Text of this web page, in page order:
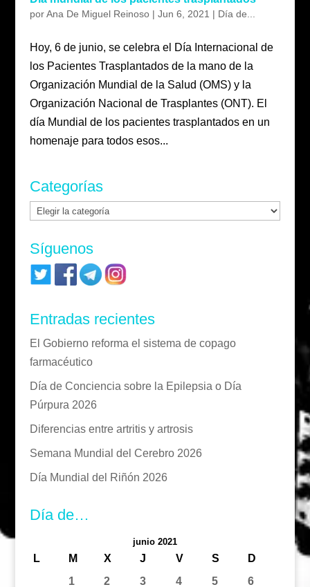
porAna De Miguel Reinoso| Jun 6, 2021 | Día de...
Hoy, 6 de junio, se celebra el Día Internacional de
los Pacientes Trasplantados de la mano de la
Organización Mundial de la Salud (OMS) y la
Organización Nacional de Trasplantes (ONT). El
día Mundial de los pacientes trasplantados en un
homenaje para todos esos...
Categorías
Categorías
Síguenos
Entradas recientes
El Gobierno reforma el sistema de copago
farmacéutico
Día de Conciencia sobre la Epilepsia o Día
Púrpura 2026
Diferencias entre artritis y artrosis
Semana Mundial del Cerebro 2026
Día Mundial del Riñón 2026
Día de…
junio 2021
L M X J V S
D
1
2 3 4 5
6